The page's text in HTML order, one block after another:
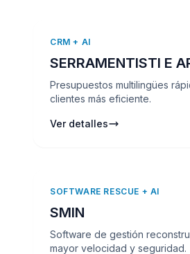
CRM + AI
SERRAMENTISTI E
Presupuestos multilingües
clientes más eficiente.
Ver detalles
SOFTWARE RESCUE + AI
SMIN
Software de gestión
mayor velocidad y seguridad.